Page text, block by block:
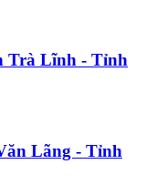
Trà Lĩnh - Tỉnh
Lãng - Tỉnh